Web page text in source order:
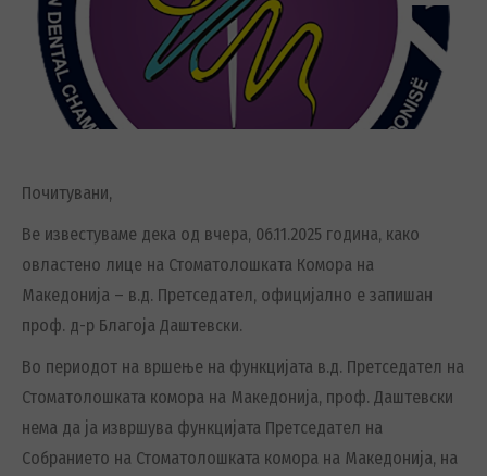
Почитувани,
Ве известуваме дека од вчера, 06.11.2025 година, како
овластено лице на Стоматолошката Комора на
Македонија – в.д. Претседател, официјално е запишан
проф. д-р Благоја Даштевски.
Во периодот на вршење на функцијата в.д. Претседател на
Стоматолошката комора на Македонија, проф. Даштевски
нема да ја извршува функцијата Претседател на
Собранието на Стоматолошката комора на Македонија, на